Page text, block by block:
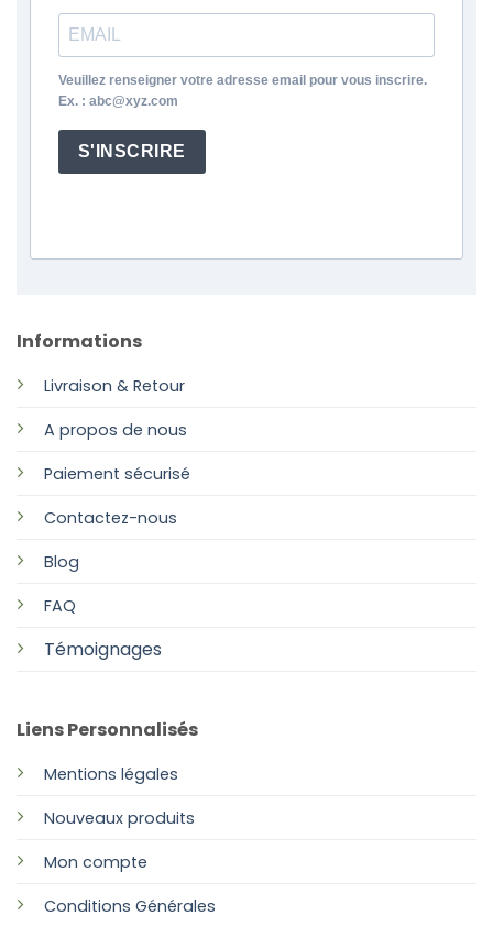
Informations
Livraison & Retour
A propos de nous
Paiement sécurisé
Contactez-nous
Blog
FAQ
Témoignages
Liens Personnalisés
Mentions légales
Nouveaux produits
Mon compte
Conditions Générales
Veuillez renseigner votre adresse email pour vous inscrire.
Ex. : abc@xyz.com
S'INSCRIRE